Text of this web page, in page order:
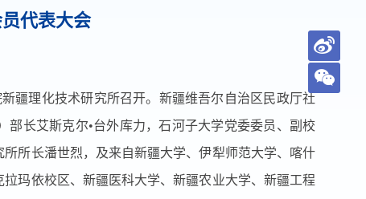
代表大会
疆理化技术研究所召开。新疆维吾尔自治区民政厅社
长艾斯克尔•台外库力，石河子大学党委委员、副校
所长潘世烈，及来自新疆大学、伊犁师范大学、喀什
玛依校区、新疆医科大学、新疆农业大学、新疆工程